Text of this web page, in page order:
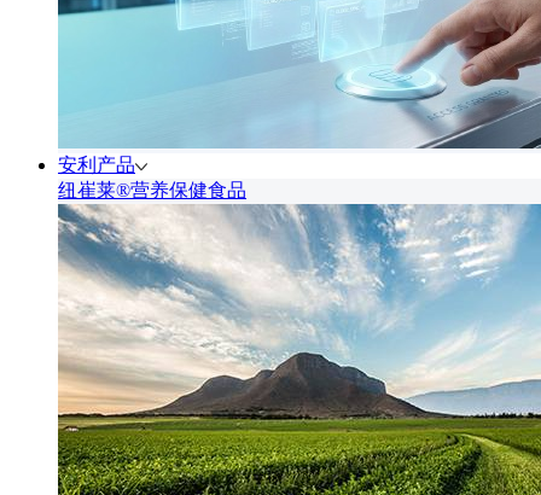
安利产品
纽崔莱®营养保健食品